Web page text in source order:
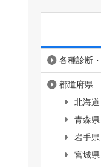
各種診断
都道府県
北海道
青森県
岩手県
宮城県